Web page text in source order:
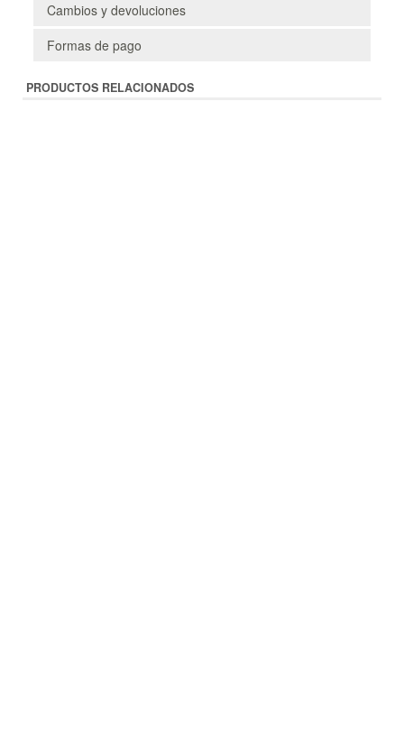
Cambios y devoluciones
Formas de pago
PRODUCTOS RELACIONADOS